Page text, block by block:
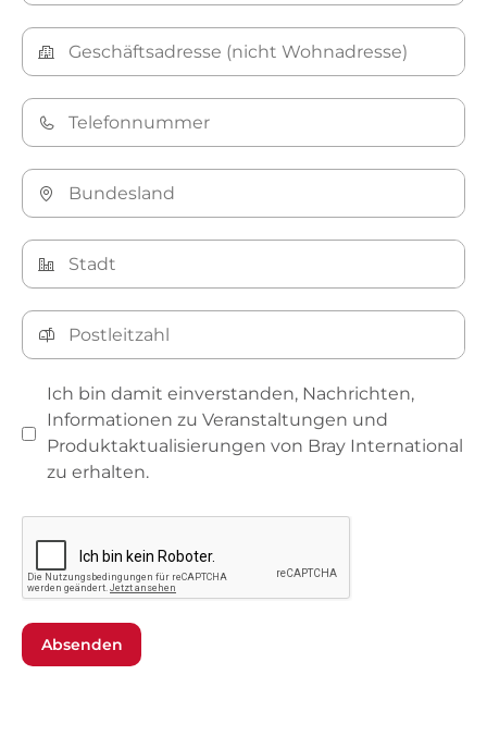
Ich bin damit einverstanden, Nachrichten,
Informationen zu Veranstaltungen und
Produktaktualisierungen von Bray International
zu erhalten.
Absenden